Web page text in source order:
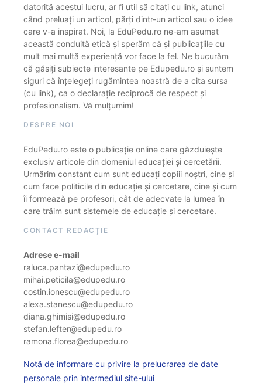
datorită acestui lucru, ar fi util să citați cu link, atunci
când preluați un articol, părți dintr-un articol sau o idee
care v-a inspirat. Noi, la EduPedu.ro ne-am asumat
această conduită etică și sperăm că și publicațiile cu
mult mai multă experiență vor face la fel. Ne bucurăm
că găsiți subiecte interesante pe Edupedu.ro și suntem
siguri că înțelegeți rugămintea noastră de a cita sursa
(cu link), ca o declarație reciprocă de respect și
profesionalism. Vă mulțumim!
DESPRE NOI
EduPedu.ro este o publicație online care găzduiește
exclusiv articole din domeniul educației și cercetării.
Urmărim constant cum sunt educați copiii noștri, cine și
cum face politicile din educație și cercetare, cine și cum
îi formează pe profesori, cât de adecvate la lumea în
care trăim sunt sistemele de educație și cercetare.
CONTACT REDACȚIE
Adrese e-mail
raluca.pantazi@edupedu.ro
mihai.peticila@edupedu.ro
costin.ionescu@edupedu.ro
alexa.stanescu@edupedu.ro
diana.ghimisi@edupedu.ro
stefan.lefter@edupedu.ro
ramona.florea@edupedu.ro
Notă de informare cu privire la prelucrarea de date
personale prin intermediul site-ului